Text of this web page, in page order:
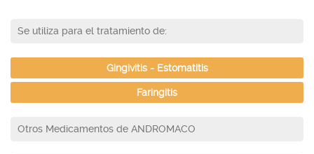
Se utiliza para el tratamiento de:
Gingivitis - Estomatitis
Faringitis
Otros Medicamentos de ANDROMACO